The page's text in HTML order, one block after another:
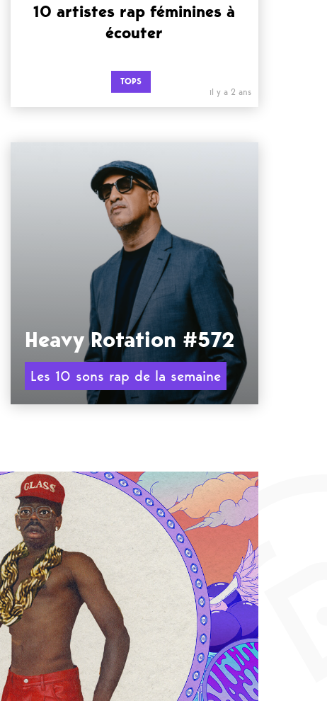
10 artistes rap féminines à
écouter
TOPS
il y a 2 ans
Heavy Rotation #572
Les 10 sons rap de la semaine